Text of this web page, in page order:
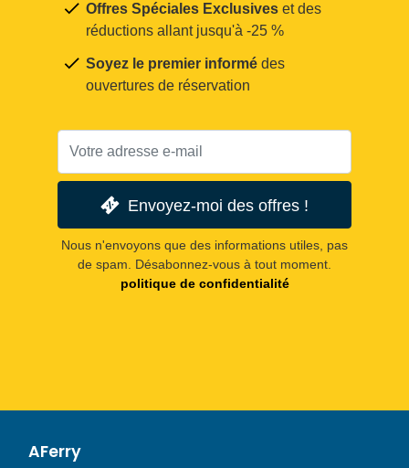
Offres Spéciales Exclusives et des
réductions allant jusqu'à -25 %
Soyez le premier informé des
ouvertures de réservation
Envoyez-moi des offres !
Nous n'envoyons que des informations utiles, pas
de spam. Désabonnez-vous à tout moment.
politique de confidentialité
AFerry